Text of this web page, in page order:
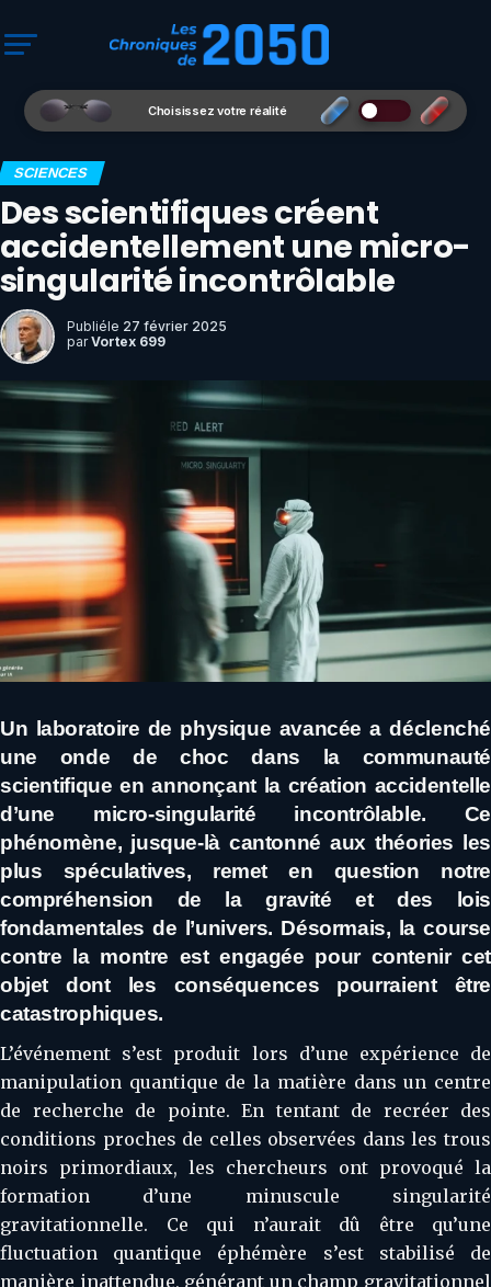
Choisissez votre réalité
SCIENCES
Des scientifiques créent
accidentellement une micro-
singularité incontrôlable
Publiéle 27 février 2025
par Vortex 699
Un laboratoire de physique avancée a déclenché
une onde de choc dans la communauté
scientifique en annonçant la création accidentelle
d’une micro-singularité incontrôlable. Ce
phénomène, jusque-là cantonné aux théories les
plus spéculatives, remet en question notre
compréhension de la gravité et des lois
fondamentales de l’univers. Désormais, la course
contre la montre est engagée pour contenir cet
objet dont les conséquences pourraient être
catastrophiques.
L’événement s’est produit lors d’une expérience de
manipulation quantique de la matière dans un centre
de recherche de pointe. En tentant de recréer des
conditions proches de celles observées dans les trous
noirs primordiaux, les chercheurs ont provoqué la
formation d’une minuscule singularité
gravitationnelle. Ce qui n’aurait dû être qu’une
fluctuation quantique éphémère s’est stabilisé de
manière inattendue, générant un champ gravitationnel